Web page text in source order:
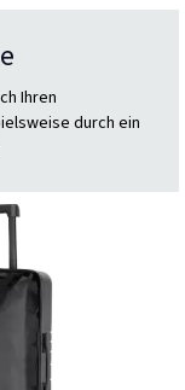
Ihren
durch ein